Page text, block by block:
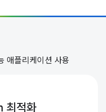
애플리케이션 사용
최적화